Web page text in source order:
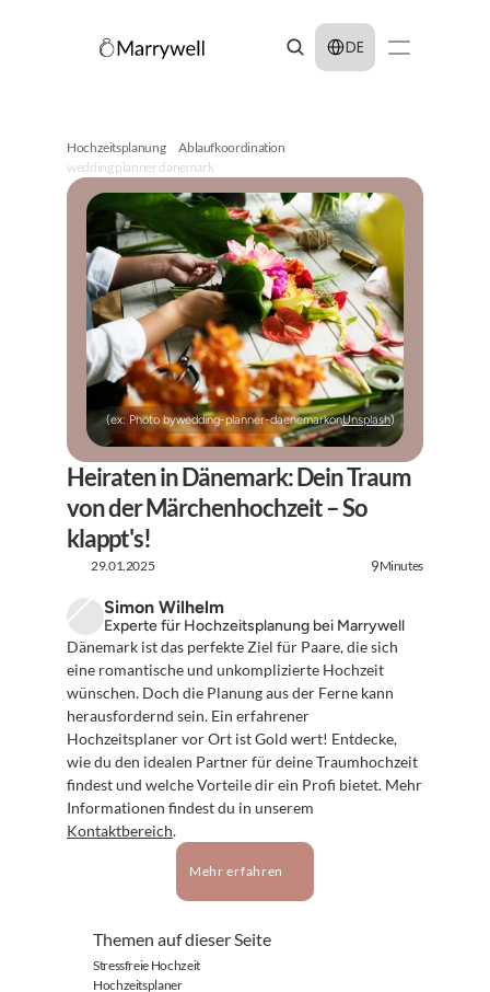
Select Language
DE
Hochzeitsplanung
Ablaufkoordination
wedding planner dänemark
(ex: Photo bywedding-planner-daenemarkonUnsplash)
Heiraten in Dänemark: Dein Traum
von der Märchenhochzeit – So
klappt's!
29.01.2025 9Minutes
Simon Wilhelm
Experte für Hochzeitsplanung bei Marrywell
Dänemark ist das perfekte Ziel für Paare, die sich
eine romantische und unkomplizierte Hochzeit
wünschen. Doch die Planung aus der Ferne kann
herausfordernd sein. Ein erfahrener
Hochzeitsplaner vor Ort ist Gold wert! Entdecke,
wie du den idealen Partner für deine Traumhochzeit
findest und welche Vorteile dir ein Profi bietet. Mehr
Kontaktbereich.
Mehr erfahren
Themen auf dieser Seite
Stressfreie Hochzeit
Hochzeitsplaner